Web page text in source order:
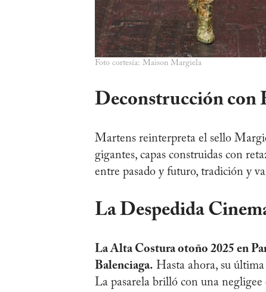
Foto cortesía: Maison Margiela
Deconstrucción con
Martens reinterpreta el sello
gigantes, capas construidas con
entre pasado y futuro, tradición y
La Despedida
La Alta Costura otoño 2025 en
Balenciaga. Hasta ahora, su
La pasarela brilló con una